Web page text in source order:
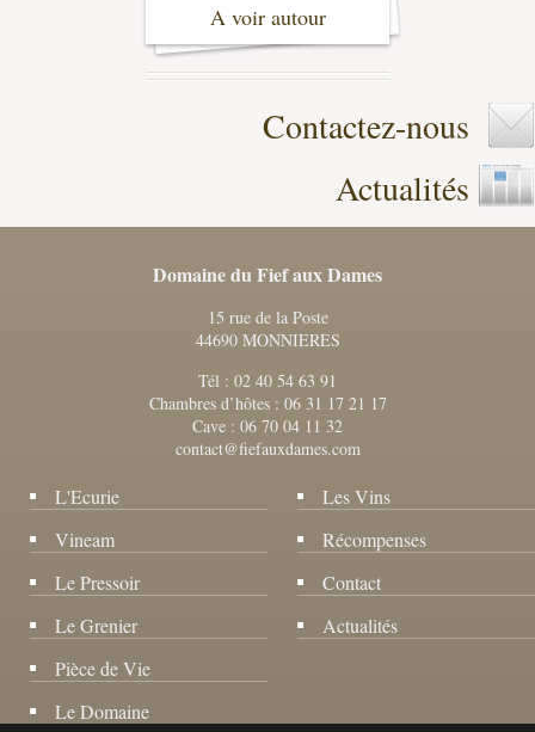
A voir autour
Contactez-nous
Actualités
Domaine du Fief aux Dames
15 rue de la Poste
44690 MONNIERES
Tél : 02 40 54 63 91
Chambres d’hôtes : 06 31 17 21 17
Cave : 06 70 04 11 32
contact@fiefauxdames.com
L'Ecurie
Vineam
Le Pressoir
Le Grenier
Pièce de Vie
Le Domaine
Les Vins
Récompenses
Contact
Actualités